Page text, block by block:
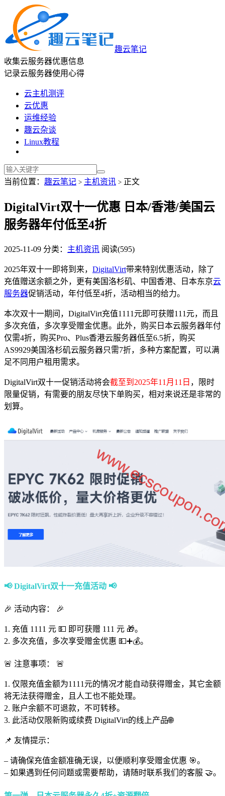
趣云笔记
收集云服务器优惠信息
记录云服务器使用心得
云主机测评
云优惠
运维经验
趣云杂谈
Linux教程
当前位置： 趣云笔记 > 主机资讯 > 正文
DigitalVirt双十一优惠 日本/香港/美国云
服务器年付低至4折
2025-11-09 分类： 主机资讯 阅读(595)
2025年双十一即将到来， DigitalVirt带来特别优惠活动，除了
充值赠送余额之外，更有美国洛杉矶、中国香港、日本东京云
服务器促销活动，年付低至4折，活动相当的给力。
本次双十一期间，DigitalVirt充值1111元即可获赠111元，而且
多次充值，多次享受赠金优惠。此外，购买日本云服务器年付
仅需4折，购买Pro、Plus香港云服务器低至6.5折，购买
AS9929美国洛杉矶云服务器只需7折，多种方案配置，可以满
足不同用户租用需求。
DigitalVirt双十一促销活动将会截至到2025年11月11日 ，限时
限量促销，有需要的朋友尽快下单购买，相对来说还是非常的
划算。
📢 DigitalVirt双十一充值活动 📢
🎉 活动内容： 🎉
1. 充值 1111 元 💵 即可获赠 111 元 🎁。
2. 多次充值，多次享受赠金优惠 💵➕💰。
🚨 注意事项： 🚨
1. 仅限充值金额为1111元的情况才能自动获得赠金，其它金额
将无法获得赠金，且人工也不能处理。
2. 账户余额不可退款，不可转移。
3. 此活动仅限新购或续费 DigitalVirt的线上产品🌐
📌 友情提示：
– 请确保充值金额准确无误，以便顺利享受赠金优惠 🎯。
– 如果遇到任何问题或需要帮助，请随时联系我们的客服 🤝。